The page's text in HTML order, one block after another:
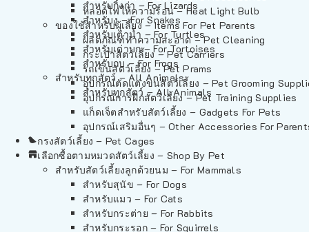
หลอดไฟให้ความร้อน – Heat Light Bulb
ของใช้สำหรับผู้เลี้ยง – Items For Pet Parents
ผลิตภัณฑ์ทำความสะอาด – Pet Cleaning
กระเป๋าสัตว์เลี้ยง – Pet Carriers
รถเข็นสัตว์เลี้ยง – Pet Prams
อุปกรณ์ตัดแต่งขนสัตว์เลี้ยง – Pet Grooming
อุปกรณ์การฝึกสัตว์เลี้ยง – Pet Training Supplies
แก็ดเจ็ตสำหรับสัตว์เลี้ยง – Gadgets For Pets
อุปกรณ์เสริมอื่นๆ – Other Accessories For
กรงสัตว์เลี้ยง – Pet Cages
เลือกซื้อตามหมวดสัตว์เลี้ยง – Shop By Pet
สำหรับสัตว์เลี้ยงลูกด้วยนม – For Mammals
สำหรับสุนัข – For Dogs
สำหรับแมว – For Cats
สำหรับกระต่าย – For Rabbits
สำหรับกระรอก – For Squirrels
สำหรับกิ้งก่า – For Lizards
สำหรับงู – For Snakes
สำหรับเต่าน้ำ – For Turtles
สำหรับเต่าบก – For Tortoises
สำหรับกบ – For Frogs
สำหรับทุกสัตว์ – All Animals
สำหรับทุกสัตว์ – All Animals